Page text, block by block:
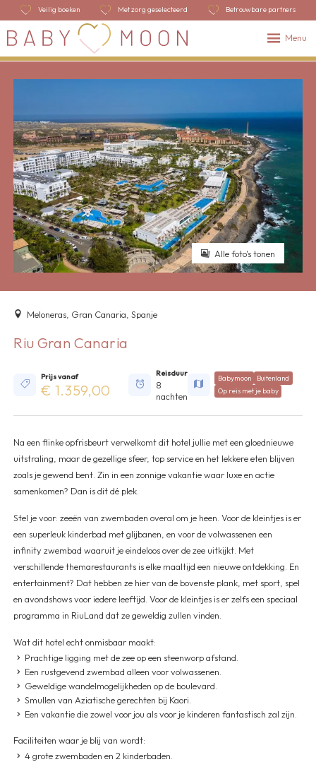
Veilig boeken Met zorg geselecteerd Betrouwbare partners
Menu
Alle foto's tonen
Meloneras, Gran Canaria, Spanje
Riu Gran Canaria
Prijs vanaf
€ 1.359,00
Reisduur
8
nachten
Babymoon
Buitenland
Op reis met je baby
Na een flinke opfrisbeurt verwelkomt dit hotel jullie met een gloednieuwe
uitstraling, maar de gezellige sfeer, top service en het lekkere eten blijven
zoals je gewend bent. Zin in een zonnige vakantie waar luxe en actie
samenkomen? Dan is dit dé plek.
Stel je voor: zeeën van zwembaden overal om je heen. Voor de kleintjes is er
een superleuk kinderbad met glijbanen, en voor de volwassenen een
infinity zwembad waaruit je eindeloos over de zee uitkijkt. Met
verschillende themarestaurants is elke maaltijd een nieuwe ontdekking. En
entertainment? Dat hebben ze hier van de bovenste plank, met sport, spel
en avondshows voor iedere leeftijd. Voor de kleintjes is er zelfs een speciaal
programma in RiuLand dat ze geweldig zullen vinden.
Wat dit hotel echt onmisbaar maakt:
Prachtige ligging met de zee op een steenworp afstand.
Een rustgevend zwembad alleen voor volwassenen.
Geweldige wandelmogelijkheden op de boulevard.
Smullen van Aziatische gerechten bij Kaori.
Een vakantie die zowel voor jou als voor je kinderen fantastisch zal zijn.
Faciliteiten waar je blij van wordt:
4 grote zwembaden en 2 kinderbaden.